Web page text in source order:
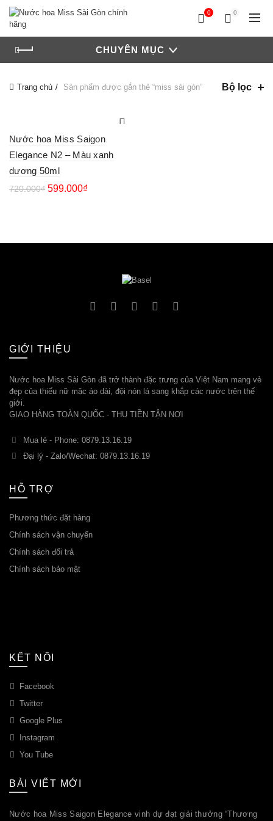
0 0
CHUYÊN MỤC
Trang chủ Sản phẩm được gắn thẻ “miss sài gòn” Bộ lọc
Nước hoa Miss Saigon
Elegance N2 – Màu xanh
dương 50ml
720.000₫ 599.000₫
GIỚI THIỆU
Nước hoa Miss Sài Gòn đã trở thành đặc trưng của Việt Nam mang vẻ
đẹp của thiếu nữ mặc áo dài, đội nón lá sang khắp các nước trên thế
giới.
GIAO HÀNG TOÀN QUỐC - THU TIỀN TẬN NƠI
Mua lẻ - Phone: 0879.13.16.19
Đại lý - Zalo/Wechat: 0879.13.16.19
HỖ TRỢ
Phương thức đặt hàng
Chính sách vận chuyển
Chính sách đổi trả
Chính sách bảo mật
KẾT NỐI
Facebook
Twitter
Google Plus
Instagram
You Tube
BÀI VIẾT MỚI
Nước hoa Miss Saigon Elegance vinh dự đạt giải thưởng “Thương